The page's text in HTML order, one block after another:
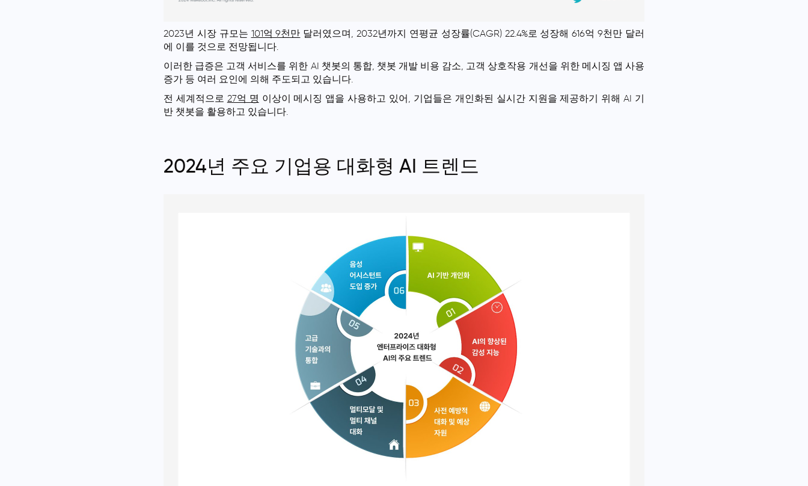
2023년 시장 규모는 101억 9천만 달러였으며, 2032년까지 연평균 성장률(CAGR) 22.4%로 성장해 616억 9천만 달러
에 이를 것으로 전망됩니다.
이러한 급증은 고객 서비스를 위한 AI 챗봇의 통합, 챗봇 개발 비용 감소, 고객 상호작용 개선을 위한 메시징 앱 사용
증가 등 여러 요인에 의해 주도되고 있습니다.
전 세계적으로 27억 명 이상이 메시징 앱을 사용하고 있어, 기업들은 개인화된 실시간 지원을 제공하기 위해 AI 기
반 챗봇을 활용하고 있습니다.
2024년 주요 기업용 대화형 AI 트렌드